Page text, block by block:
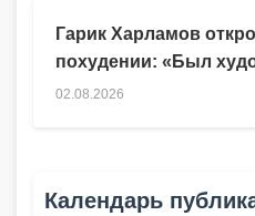
Гарик Харламов
похудении: «Был
02.08.2026
Календарь